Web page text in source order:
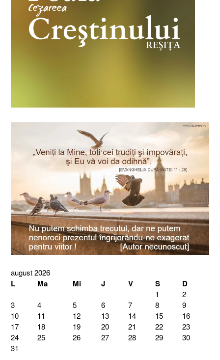
august 2026
L Ma Mi J V S D
1
2
3
4 5 6 7 8
9
10
11 12 13 14 15
16
17
18 19 20 21 22
23
24
25 26 27 28 29
30
31